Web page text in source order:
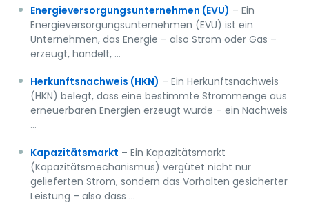
Energieversorgungsunternehmen (EVU) – Ein
Energieversorgungsunternehmen (EVU) ist ein
Unternehmen, das Energie – also Strom oder Gas –
erzeugt, handelt, …
Herkunftsnachweis (HKN) – Ein Herkunftsnachweis
(HKN) belegt, dass eine bestimmte Strommenge aus
erneuerbaren Energien erzeugt wurde – ein Nachweis
…
Kapazitätsmarkt – Ein Kapazitätsmarkt
(Kapazitätsmechanismus) vergütet nicht nur
gelieferten Strom, sondern das Vorhalten gesicherter
Leistung – also dass …